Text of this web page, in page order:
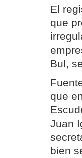
El
que
Bul,
que
Juan
bien